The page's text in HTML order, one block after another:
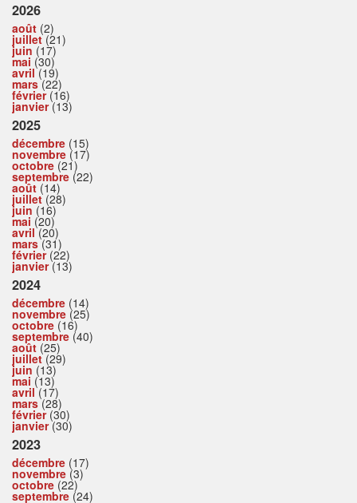
2026
août (2)
juillet(21)
juin (17)
mai (30)
avril(19)
mars(22)
février(16)
janvier(13)
2025
décembre (15)
novembre (17)
octobre (21)
septembre (22)
août (14)
juillet(28)
juin (16)
mai (20)
avril(20)
mars(31)
février(22)
janvier(13)
2024
décembre (14)
novembre (25)
octobre (16)
septembre (40)
août (25)
juillet(29)
juin (13)
mai (13)
avril(17)
mars(28)
février(30)
janvier(30)
2023
décembre (17)
novembre (3)
octobre (22)
septembre (24)